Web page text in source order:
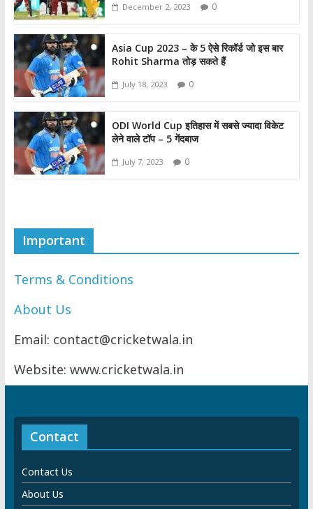
December 2, 2023 0
Asia Cup 2023 – के 5 ऐसे रिकॉर्ड जो इस बार
Rohit Sharma तोड़ सकते हैं
July 18, 2023 0
ODI World Cup इतिहास में सबसे ज्यादा विकेट
लेने वाले टॉप – 5 गेंदबाज
July 7, 2023 0
Important
Terms & Conditions
About Us
Email: contact@cricketwala.in
Website: www.cricketwala.in
Contact
Contact Us
About Us